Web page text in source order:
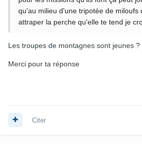
qu'au milieu d'une tripotée de miloufs
attraper la perche qu'elle te tend je
Les troupes de montagnes sont jeunes ?
Merci pour ta réponse
Citer